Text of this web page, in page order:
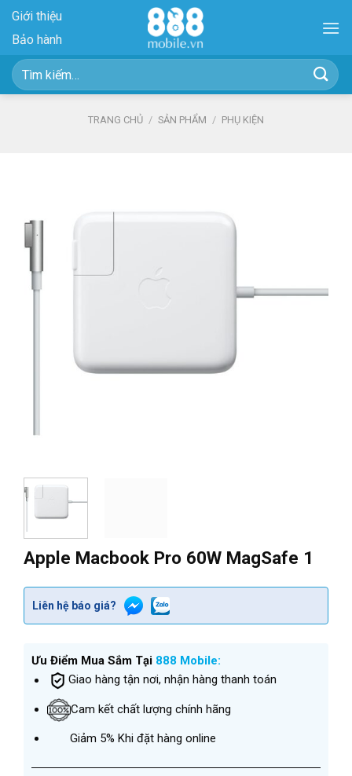
Skip
content
Giới thiệu
Bảo hành
Tìm
kiếm:
TRANG CHỦ / SẢN PHẨM / PHỤ KIỆN
Apple Macbook Pro 60W MagSafe 1
Liên hệ báo giá?
Ưu Điểm Mua Sắm Tại 888 Mobile:
Giao hàng tận nơi, nhận hàng thanh toán
Cam kết chất lượng chính hãng
Giảm 5% Khi đặt hàng online